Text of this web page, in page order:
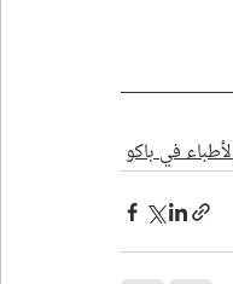
في باكو